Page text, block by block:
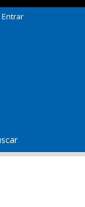
Entrar